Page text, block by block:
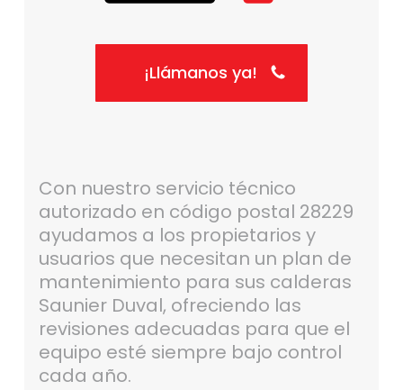
¡Llámanos ya!
Con nuestro servicio técnico
autorizado en código postal 28229
ayudamos a los propietarios y
usuarios que necesitan un plan de
mantenimiento para sus calderas
Saunier Duval, ofreciendo las
revisiones adecuadas para que el
equipo esté siempre bajo control
cada año.